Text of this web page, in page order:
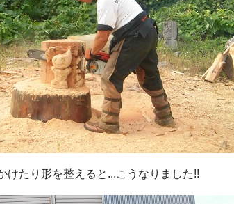
けたり形を整えると...こうなりました!!